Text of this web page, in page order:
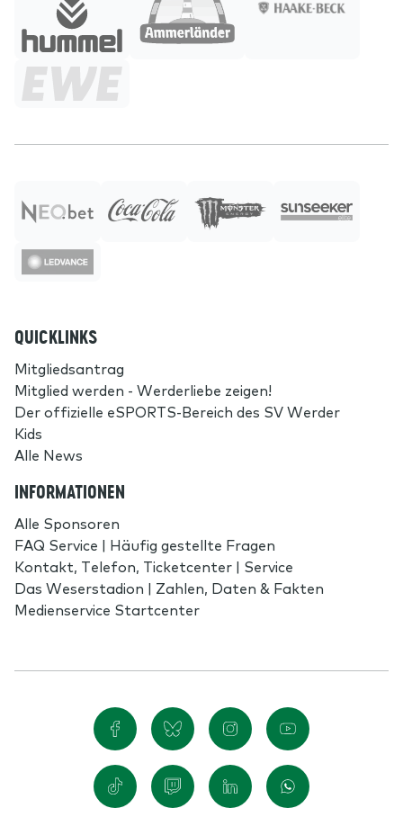
QUICKLINKS
Mitgliedsantrag
Mitglied werden - Werderliebe zeigen!
Der offizielle eSPORTS-Bereich des SV Werder
Kids
Alle News
INFORMATIONEN
Alle Sponsoren
FAQ Service | Häufig gestellte Fragen
Kontakt, Telefon, Ticketcenter | Service
Das Weserstadion | Zahlen, Daten & Fakten
Medienservice Startcenter